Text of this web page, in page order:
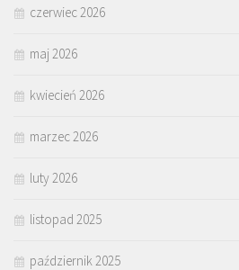
czerwiec 2026
maj 2026
kwiecień 2026
marzec 2026
luty 2026
listopad 2025
październik 2025